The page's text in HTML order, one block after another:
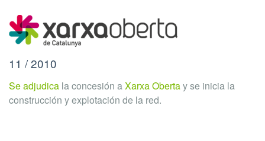
11 / 2010
Se adjudica la concesión aXarxa Obertay se inicia la
construcción y explotación de la red.